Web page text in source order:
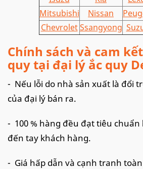
Mitsubishi
Nissan
Chevrolet Ssangyong
Chính sách và cam
quy tại đại lý ắc quy
- Nếu lỗi do nhà sản xuất là đổi
của đại lý bán ra.
- 100 % hàng đều đạt tiêu
đến tay khách hàng.
- Giá hấp dẫn và cạnh tranh